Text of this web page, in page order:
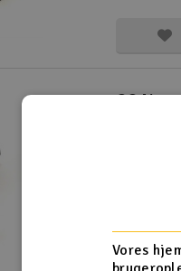
CC
Hvis du
ønsker en
Vores